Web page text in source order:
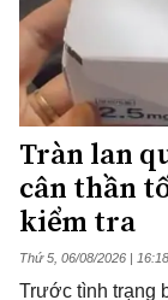
Tràn lan
cân thần
kiểm tra
Thứ 5, 06/08/2026 | 16:18
Trước tình trạng